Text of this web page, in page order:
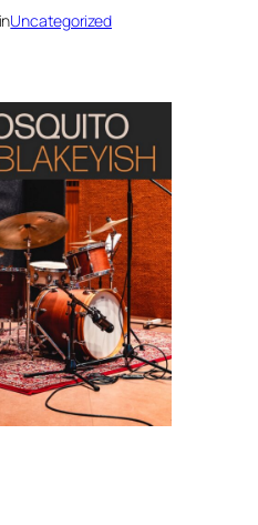
inUncategorized